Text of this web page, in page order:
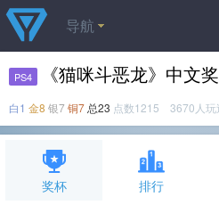
导航
PS4 《猫咪斗恶龙》中文
白1 金8 银7 铜7 总23 点数1215 3670人
奖杯 排行